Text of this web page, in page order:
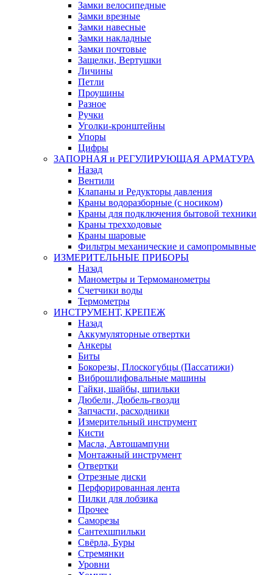
Замки велосипедные
Замки врезные
Замки навесные
Замки накладные
Замки почтовые
Защелки, Вертушки
Личины
Петли
Проушины
Разное
Ручки
Уголки-кронштейны
Упоры
Цифры
ЗАПОРНАЯ и РЕГУЛИРУЮЩАЯ АРМАТУРА
Назад
Вентили
Клапаны и Редукторы давления
Краны водоразборные (с носиком)
Краны для подключения бытовой техники
Краны трехходовые
Краны шаровые
Фильтры механические и самопромывные
ИЗМЕРИТЕЛЬНЫЕ ПРИБОРЫ
Назад
Манометры и Термоманометры
Счетчики воды
Термометры
ИНСТРУМЕНТ, КРЕПЕЖ
Назад
Аккумуляторные отвертки
Анкеры
Биты
Бокорезы, Плоскогубцы (Пассатижи)
Виброшлифовальные машины
Гайки, шайбы, шпильки
Дюбели, Дюбель-гвозди
Запчасти, расходники
Измерительный инструмент
Кисти
Масла, Автошампуни
Монтажный инструмент
Отвертки
Отрезные диски
Перфорированная лента
Пилки для лобзика
Прочее
Саморезы
Сантехшпильки
Свёрла, Буры
Стремянки
Уровни